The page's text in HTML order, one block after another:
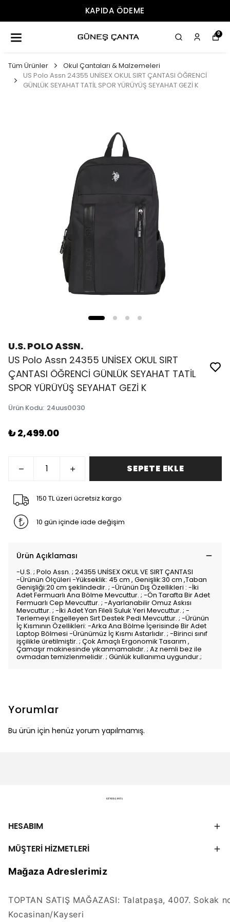
KAPIDA ÖDEME
0
Tüm Ürünler
Okul Çantaları & Malzemeleri
US Polo Assn 24355 UNİSEX OKUL SIRT ÇANTASI ÖĞRENCİ
GÜNLÜK SEYAHAT TATİL SPOR YÜRÜYÜŞ SEYAHAT GEZİ K
U.S. POLO ASSN.
US Polo Assn 24355 UNİSEX OKUL SIRT
ÇANTASI ÖĞRENCİ GÜNLÜK SEYAHAT TATİL
SPOR YÜRÜYÜŞ SEYAHAT GEZİ K
Ürün Kodu: 24uus0030
₺ 2,499.00
SEPETE EKLE
150 TL üzeri ücretsiz kargo
10 gün içinde iade değişim
Ürün Açıklaması
-U.S. ; Polo Assn. ; 24355 UNİSEX OKUL VE SIRT ÇANTASI
-Ürünün Ölçüleri -Yükseklik: 45 cm , Genişlik:30 cm ,Taban
Genişliği:20 cm şeklindedir. ; -Ürünün Dış Özellikleri : -İki
Adet Fermuarlı Ana Bölme Mevcuttur. ; -Ön Tarafta Bir Adet
Fermuarlı Cep Mevcuttur. ; -Ayarlanabilir Omuz Askısı
Mevcuttur. ; -İki Adet Yan Fileli Suluk Yeri Mevcuttur. ; -
Terlemeyi Engelleyen Sırt Destek Pedi Mevcuttur. ; -Ürünün
İç Kısmının Özellikleri: -Arka Ana Bölme İçerisinde Bir Adet
Laptop Bölmesi -Ürünümüz İç Kısmı Astarlıdır. ; -Birinci sınıf
işçilikle üretilmiştir. ; Çok Amaçlı Ergonomik Tasarım ,
Çamaşır makinesinde yıkanmamalıdır. ; Az nemli bez ile
ovmadan temizlenmelidir. ; Günlük kullanıma uygundur.;
Yorumlar
Bu ürün için henüz yorum yapılmamış.
HESABIM
MÜŞTERİ HİZMETLERİ
Mağaza Adreslerimiz
TOPTAN SATIŞ MAĞAZASI: Talatpaşa, 4007. Sokak
Kocasinan/Kayseri